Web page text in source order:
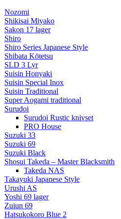
Nozomi
Shikisai Miyako
Sakon 17 lager
Shiro
Shiro Series Japanese Style
Shibata Kōtetsu
SLD 3 Lyr
Suisin Honyaki
Suisin Special Inox
Suisin Traditional
Super Aogami traditional
Surudoi
Surudoi Rustic knivset
PRO House
Suzuki 33
Suzuki 69
Suzuki Black
Shosui Takeda – Master Blacksmith
Takeda NAS
Takayuki Japanese Style
Urushi AS
Yoshi 69 lager
Zuiun 69
Hatsukokoro Blue 2